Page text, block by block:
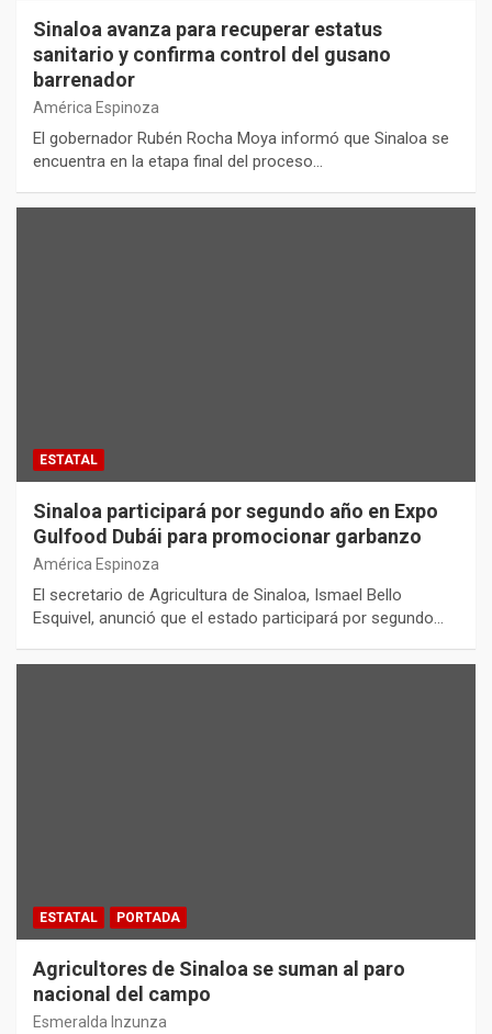
Sinaloa avanza para recuperar estatus
sanitario y confirma control del gusano
barrenador
América Espinoza
El gobernador Rubén Rocha Moya informó que Sinaloa se
encuentra en la etapa final del proceso…
ESTATAL
Sinaloa participará por segundo año en Expo
Gulfood Dubái para promocionar garbanzo
América Espinoza
El secretario de Agricultura de Sinaloa, Ismael Bello
Esquivel, anunció que el estado participará por segundo…
ESTATAL PORTADA
Agricultores de Sinaloa se suman al paro
nacional del campo
Esmeralda Inzunza